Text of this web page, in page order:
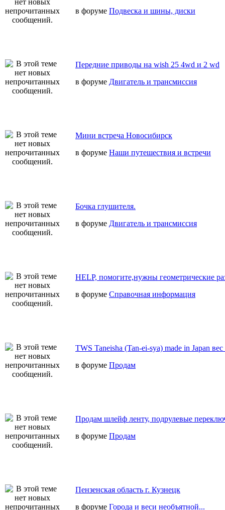
в форуме Подвеска и шины, диски
Передние приводы на wish 25 4wd и 2 wd
в форуме Двигатель и трансмиссия
Мини встреча Новосибирск
в форуме Наши путешествия и встречи
Бочка глушителя.
в форуме Двигатель и трансмиссия
HELP, помогите,нужны геометрические
в форуме Справочная информация
TWS Taneisha (Tan-ei-sya) made in Japan
в форуме Продам
Продам шлейф ленту, подрулевые
в форуме Продам
Пензенская область г. Кузнецк
в форуме Города и веси необъятной...